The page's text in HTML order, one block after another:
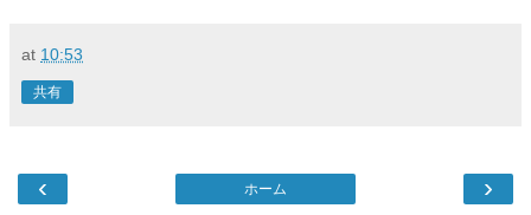
at 10:53
共有
‹ ›
ホーム